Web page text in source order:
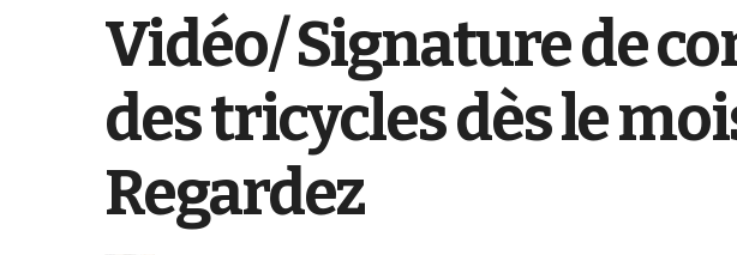
Vidéo/ Signature de
des tricycles dès le
Regardez